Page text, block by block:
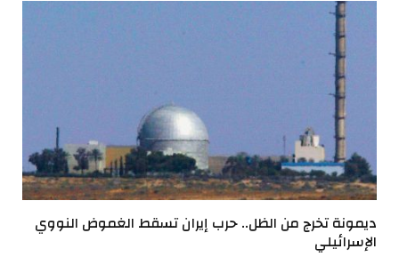
ديمونة تخرج من الظل.. حرب إيران تسقط الغموض النووي
الإسرائيلي